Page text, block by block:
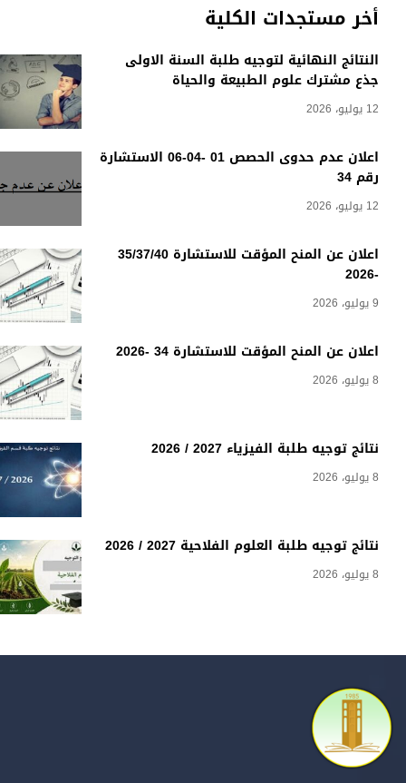
أخر مستجدات الكلية
النتائج النهائية لتوجيه طلبة السنة الاولى
جذع مشترك علوم الطبيعة والحياة
12 يوليو، 2026
اعلان عدم حدوى الحصص 01 -04-06 الاستشارة
رقم 34
12 يوليو، 2026
اعلان عن المنح المؤقت للاستشارة 35/37/40
-2026
9 يوليو، 2026
اعلان عن المنح المؤقت للاستشارة 34 -2026
8 يوليو، 2026
نتائج توجيه طلبة الفيزياء 2027 / 2026
8 يوليو، 2026
نتائج توجيه طلبة العلوم الفلاحية 2027 / 2026
8 يوليو، 2026